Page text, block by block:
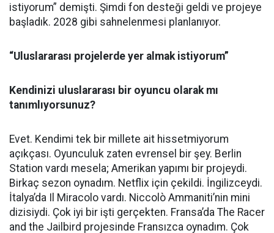
istiyorum” demişti. Şimdi fon desteği geldi ve projeye
başladık. 2028 gibi sahnelenmesi planlanıyor.
“Uluslararası projelerde yer almak istiyorum”
Kendinizi uluslararası bir oyuncu olarak mı
tanımlıyorsunuz?
Evet. Kendimi tek bir millete ait hissetmiyorum
açıkçası. Oyunculuk zaten evrensel bir şey. Berlin
Station vardı mesela; Amerikan yapımı bir projeydi.
Birkaç sezon oynadım. Netflix için çekildi. İngilizceydi.
İtalya’da Il Miracolo vardı. Niccolò Ammaniti’nin mini
dizisiydi. Çok iyi bir işti gerçekten. Fransa’da The Racer
and the Jailbird projesinde Fransızca oynadım. Çok